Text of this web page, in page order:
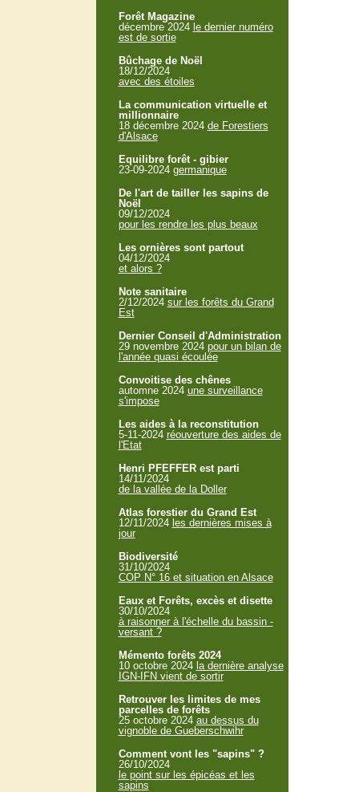
Forêt Magazine
décembre 2024 le dernier numéro
est de sortie
Bûchage de Noël
18/12/2024
avec des étoiles
La communication virtuelle et
millionnaire
18 décembre 2024 de Forestiers
d'Alsace
Equilibre forêt - gibier
23-09-2024 germanique
De l'art de tailler les sapins de
Noël
09/12/2024
pour les rendre les plus beaux
Les ornières sont partout
04/12/2024
et alors ?
Note sanitaire
2/12/2024 sur les forêts du Grand
Est
Dernier Conseil d'Administration
29 novembre 2024 pour un bilan de
l'année quasi écoulée
Convoitise des chênes
automne 2024 une surveillance
s'impose
Les aides à la reconstitution
5-11-2024 réouverture des aides de
l'Etat
Henri PFEFFER est parti
14/11/2024
de la vallée de la Doller
Atlas forestier du Grand Est
12/11/2024 les dernières mises à
jour
Biodiversité
31/10/2024
COP N° 16 et situation en Alsace
Eaux et Forêts, excès et disette
30/10/2024
à raisonner à l'échelle du bassin -
versant ?
Mémento forêts 2024
10 octobre 2024 la dernière analyse
IGN-IFN vient de sortir
Retrouver les limites de mes
parcelles de forêts
25 octobre 2024 au dessus du
vignoble de Gueberschwihr
Comment vont les "sapins" ?
26/10/2024
le point sur les épicéas et les
sapins